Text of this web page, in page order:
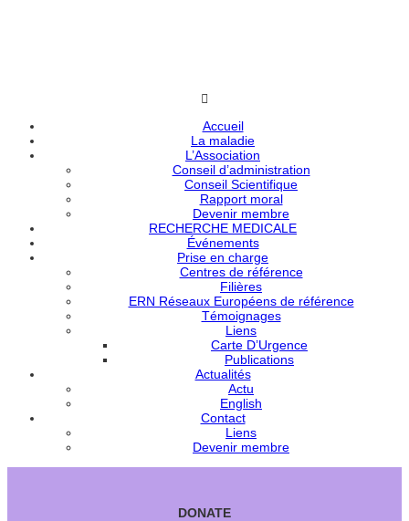
Accueil
La maladie
L’Association
Conseil d’administration
Conseil Scientifique
Rapport moral
Devenir membre
RECHERCHE MEDICALE
Événements
Prise en charge
Centres de référence
Filières
ERN Réseaux Européens de référence
Témoignages
Liens
Carte D’Urgence
Publications
Actualités
Actu
English
Contact
Liens
Devenir membre
DONATE